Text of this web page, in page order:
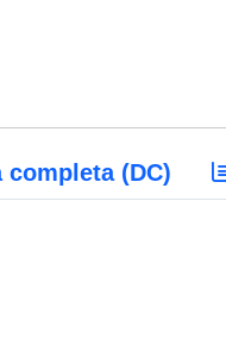
completa (DC)